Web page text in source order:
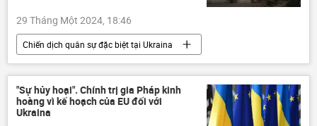
29 Tháng Một 2024, 18:46
Chiến dịch quân sự đặc biệt tại Ukraina
HIMARS
Nga
Cuộc khủng hoảng ở Ukraina
Ukraina
Thế giới
Quân đội Nga
"Sự hủy hoại". Chính trị gia Pháp kinh
hoàng vì kế hoạch của EU đối với
Ukraina